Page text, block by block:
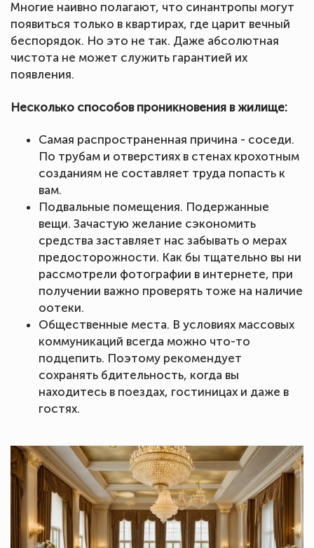
Многие наивно полагают, что синантропы могут
появиться только в квартирах, где царит вечный
беспорядок. Но это не так. Даже абсолютная
чистота не может служить гарантией их
появления.
Несколько способов проникновения в жилище:
Самая распространенная причина - соседи.
По трубам и отверстиях в стенах крохотным
созданиям не составляет труда попасть к
вам.
Подвальные помещения. Подержанные
вещи. Зачастую желание сэкономить
средства заставляет нас забывать о мерах
предосторожности. Как бы тщательно вы ни
рассмотрели фотографии в интернете, при
получении важно проверять тоже на наличие
оотеки.
Общественные места. В условиях массовых
коммуникаций всегда можно что-то
подцепить. Поэтому рекомендует
сохранять бдительность, когда вы
находитесь в поездах, гостиницах и даже в
гостях.